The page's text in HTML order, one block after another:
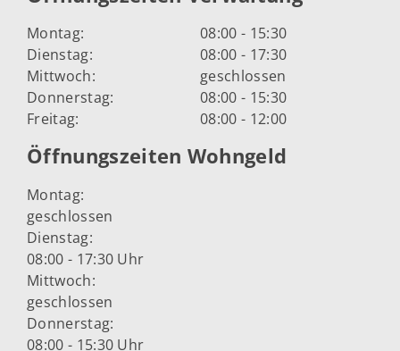
Montag:
08:00 - 15:30
Dienstag:
08:00 - 17:30
Mittwoch:
geschlossen
Donnerstag:
08:00 - 15:30
Freitag:
08:00 - 12:00
Öffnungszeiten Wohngeld
Montag:
geschlossen
Dienstag:
08:00 - 17:30 Uhr
Mittwoch:
geschlossen
Donnerstag:
08:00 - 15:30 Uhr